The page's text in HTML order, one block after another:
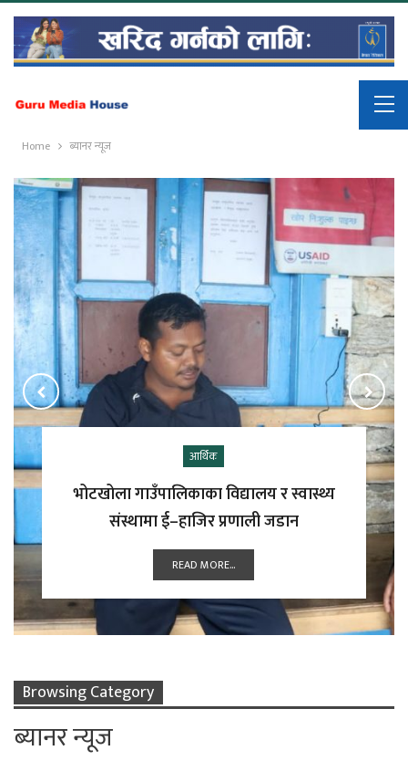
Home ब्यानर न्यूज
आर्थिक
भोटखोला गाउँपालिकाका विद्यालय र स्वास्थ्य
संस्थामा ई–हाजिर प्रणाली जडान
READ MORE...
Browsing Category
ब्यानर न्यूज